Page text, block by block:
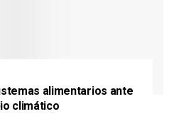
alimentarios ante
climático